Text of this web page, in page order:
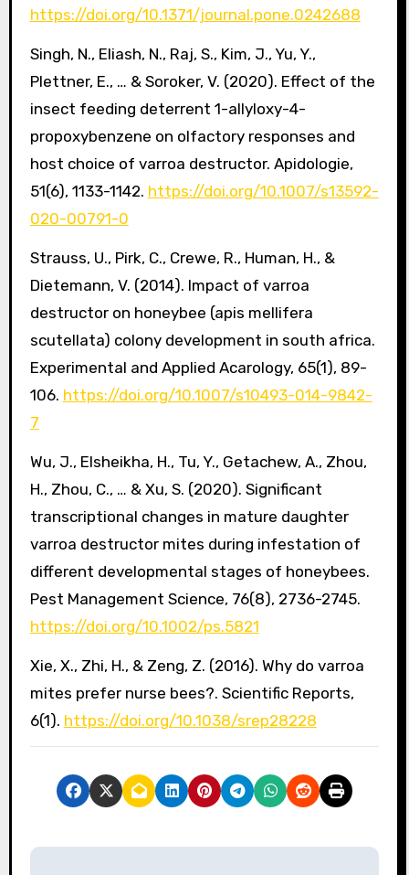
https://doi.org/10.1371/journal.pone.0242688
Singh, N., Eliash, N., Raj, S., Kim, J., Yu, Y.,
Plettner, E., … & Soroker, V. (2020). Effect of the
insect feeding deterrent 1-allyloxy-4-
propoxybenzene on olfactory responses and
host choice of varroa destructor. Apidologie,
51(6), 1133-1142. https://doi.org/10.1007/s13592-
020-00791-0
Strauss, U., Pirk, C., Crewe, R., Human, H., &
Dietemann, V. (2014). Impact of varroa
destructor on honeybee (apis mellifera
scutellata) colony development in south africa.
Experimental and Applied Acarology, 65(1), 89-
106. https://doi.org/10.1007/s10493-014-9842-
7
Wu, J., Elsheikha, H., Tu, Y., Getachew, A., Zhou,
H., Zhou, C., … & Xu, S. (2020). Significant
transcriptional changes in mature daughter
varroa destructor mites during infestation of
different developmental stages of honeybees.
Pest Management Science, 76(8), 2736-2745.
https://doi.org/10.1002/ps.5821
Xie, X., Zhi, H., & Zeng, Z. (2016). Why do varroa
mites prefer nurse bees?. Scientific Reports,
6(1). https://doi.org/10.1038/srep28228